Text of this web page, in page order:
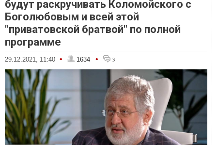
будут раскручивать Коломойского с
Боголюбовым и всей этой
"приватовской братвой" по полной
программе
29.12.2021, 11:40 • 1634 • 3